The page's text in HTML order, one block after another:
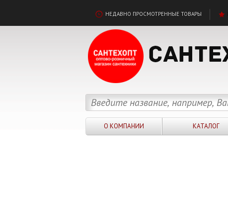
НЕДАВНО ПРОСМОТРЕННЫЕ ТОВАРЫ
О КОМПАНИИ КАТАЛОГ